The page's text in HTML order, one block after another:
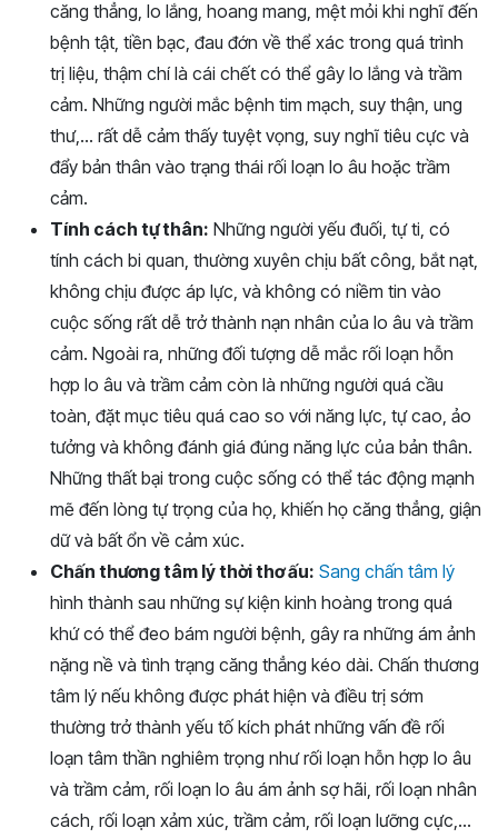
căng thẳng, lo lắng, hoang mang, mệt mỏi khi nghĩ đến
bệnh tật, tiền bạc, đau đớn về thể xác trong quá trình
trị liệu, thậm chí là cái chết có thể gây lo lắng và trầm
cảm. Những người mắc bệnh tim mạch, suy thận, ung
thư,… rất dễ cảm thấy tuyệt vọng, suy nghĩ tiêu cực và
đẩy bản thân vào trạng thái rối loạn lo âu hoặc trầm
cảm.
Tính cách tự thân: Những người yếu đuối, tự ti, có
tính cách bi quan, thường xuyên chịu bất công, bắt nạt,
không chịu được áp lực, và không có niềm tin vào
cuộc sống rất dễ trở thành nạn nhân của lo âu và trầm
cảm. Ngoài ra, những đối tượng dễ mắc rối loạn hỗn
hợp lo âu và trầm cảm còn là những người quá cầu
toàn, đặt mục tiêu quá cao so với năng lực, tự cao, ảo
tưởng và không đánh giá đúng năng lực của bản thân.
Những thất bại trong cuộc sống có thể tác động mạnh
mẽ đến lòng tự trọng của họ, khiến họ căng thẳng, giận
dữ và bất ổn về cảm xúc.
Chấn thương tâm lý thời thơ ấu: Sang chấn tâm lý
hình thành sau những sự kiện kinh hoàng trong quá
khứ có thể đeo bám người bệnh, gây ra những ám ảnh
nặng nề và tình trạng căng thẳng kéo dài. Chấn thương
tâm lý nếu không được phát hiện và điều trị sớm
thường trở thành yếu tố kích phát những vấn đề rối
loạn tâm thần nghiêm trọng như rối loạn hỗn hợp lo âu
và trầm cảm, rối loạn lo âu ám ảnh sợ hãi, rối loạn nhân
cách, rối loạn xảm xúc, trầm cảm, rối loạn lưỡng cực,…